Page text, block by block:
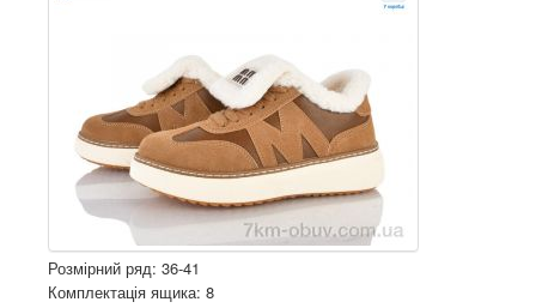
Розмірний ряд: 36-41
Комплектація ящика: 8